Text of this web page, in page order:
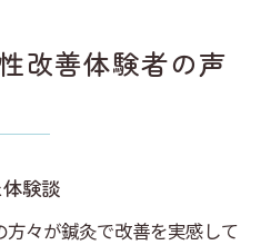
改善体験者の声
験談
々が鍼灸で改善を実感して